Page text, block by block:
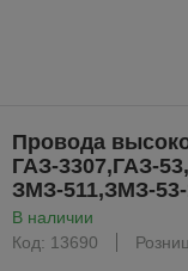
Провода
ГАЗ-3307,ГАЗ-
ЗМЗ-511,ЗМЗ-
В наличии
Код: 13690